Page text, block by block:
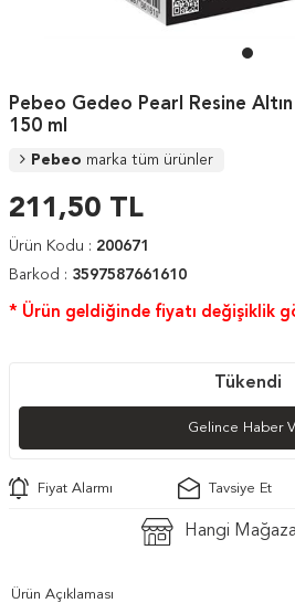
Pebeo Gedeo Pearl Resine
150 ml
Pebeo marka tüm ürünler
211,50 TL
Ürün Kodu : 200671
Barkod : 3597587661610
* Ürün geldiğinde fiyatı değişiklik
Tükendi
Gelince Haber
Fiyat Alarmı Tavsiye Et
Hangi
Ürün Açıklaması